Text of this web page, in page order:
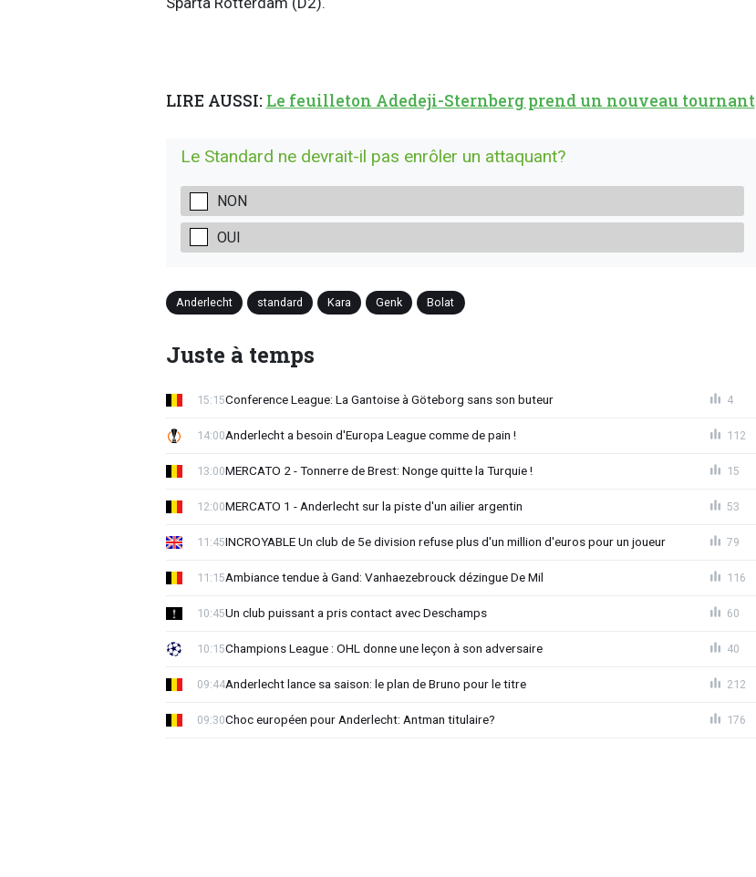
LIRE AUSSI: Le feuilleton Adedeji-Sternberg prend un nouveau tournant
Le Standard ne devrait-il pas enrôler un attaquant?
NON
OUI
Anderlecht standard Kara Genk Bolat
Juste à temps
Conference League: La Gantoise à Göteborg sans son buteur
15:15 4
Anderlecht a besoin d'Europa League comme de pain !
14:00 112
MERCATO 2 - Tonnerre de Brest: Nonge quitte la Turquie !
13:00 15
MERCATO 1 - Anderlecht sur la piste d'un ailier argentin
12:00 53
INCROYABLE Un club de 5e division refuse plus d'un million d'euros pour un joueur
11:45 79
Ambiance tendue à Gand: Vanhaezebrouck dézingue De Mil
11:15 116
Un club puissant a pris contact avec Deschamps
10:45 60
Champions League : OHL donne une leçon à son adversaire
10:15 40
Anderlecht lance sa saison: le plan de Bruno pour le titre
09:44 212
Choc européen pour Anderlecht: Antman titulaire?
09:30 176